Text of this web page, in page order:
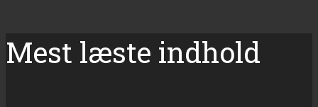
Mest læste indhold